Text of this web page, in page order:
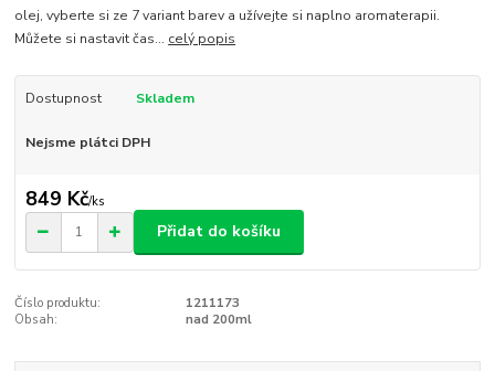
olej, vyberte si ze 7 variant barev a užívejte si naplno aromaterapii.
Můžete si nastavit čas... celý popis
Dostupnost Skladem
Nejsme plátci DPH
849 Kč/ks
Přidat do košíku
Číslo produktu:
1211173
Obsah:
nad 200ml